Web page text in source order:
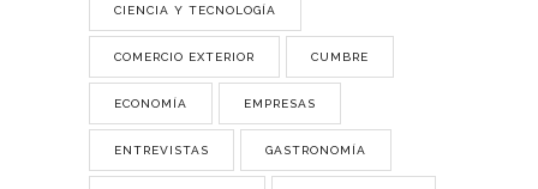
CIENCIA Y TECNOLOGÍA
COMERCIO EXTERIOR CUMBRE
ECONOMÍA EMPRESAS
ENTREVISTAS GASTRONOMÍA